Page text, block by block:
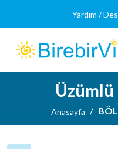
Yardım /
Anasayfa